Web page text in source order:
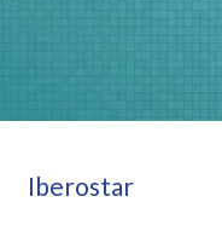
Iberostar